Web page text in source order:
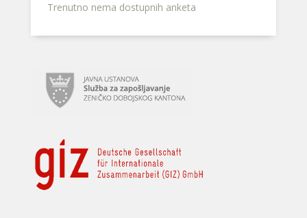
Trenutno nema dostupnih anketa